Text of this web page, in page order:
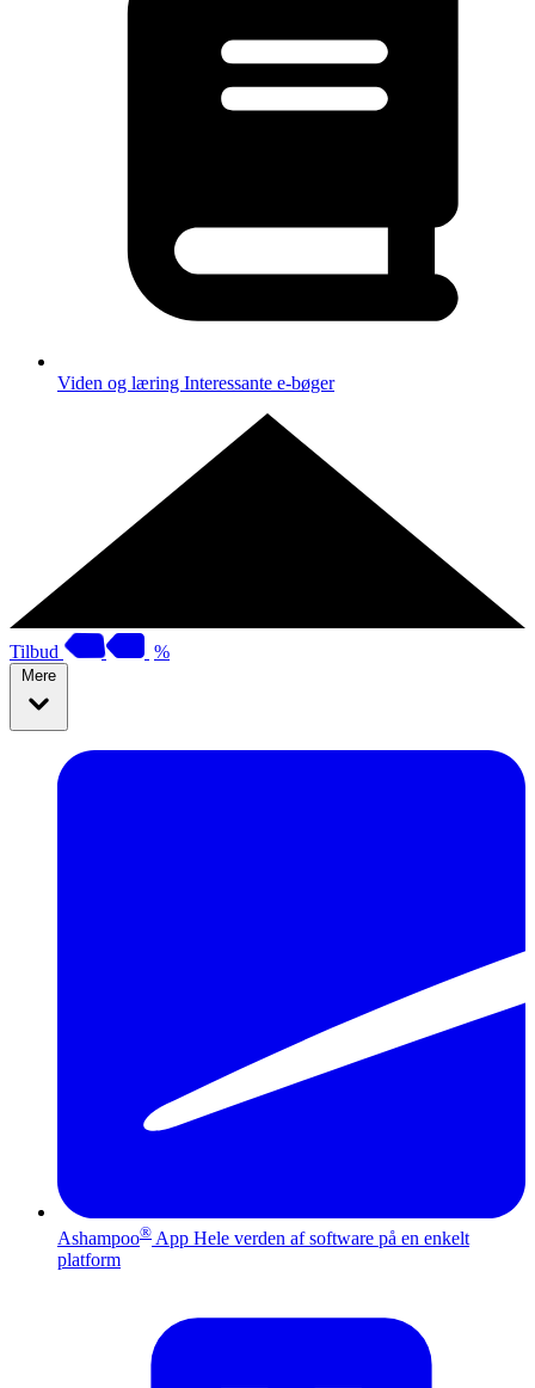
Viden og læring Interessante e-bøger
Tilbud %
Mere
Ashampoo® App Hele verden af software på en enkelt
platform